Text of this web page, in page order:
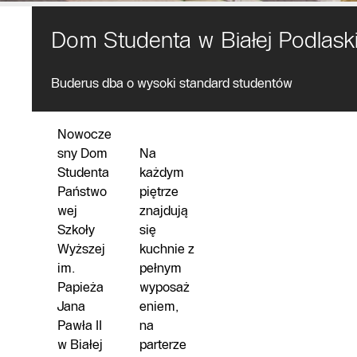
Dom Studenta w Białej
Buderus dba o wysoki standard studentów
Opis obiektu
Nowocze
sny Dom
Studenta
Państwo
wej
Szkoły
Wyższej
im.
Papieża
Jana
Pawła II
w Białej
Na
każdym
piętrze
znajdują
się
kuchnie z
pełnym
wyposaż
eniem,
na
parterze